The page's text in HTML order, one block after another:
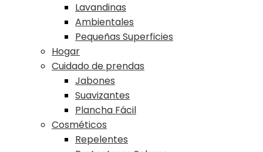
Lavandinas
Ambientales
Pequeñas Superficies
Hogar
Cuidado de prendas
Jabones
Suavizantes
Plancha Fácil
Cosméticos
Repelentes